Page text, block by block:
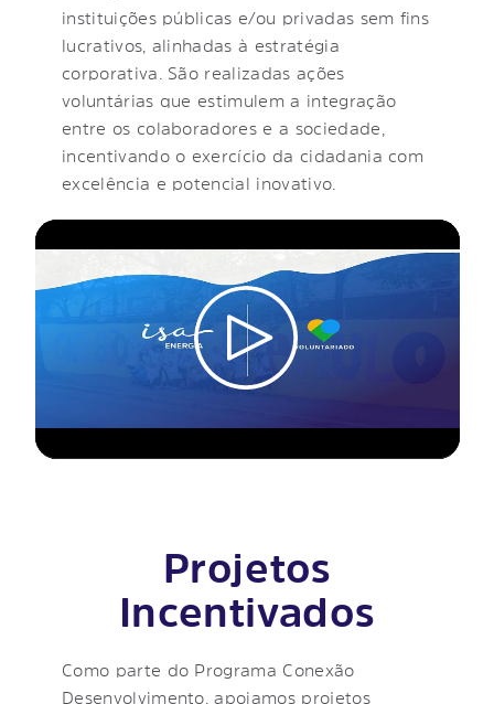
instituições públicas e/ou privadas sem fins
lucrativos, alinhadas à estratégia
corporativa. São realizadas ações
voluntárias que estimulem a integração
entre os colaboradores e a sociedade,
incentivando o exercício da cidadania com
excelência e potencial inovativo.
Projetos
Incentivados
Como parte do Programa Conexão
Desenvolvimento, apoiamos projetos